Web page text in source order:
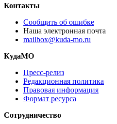
Контакты
Сообщить об ошибке
Наша электронная почта
mailbox@kuda-mo.ru
КудаМО
Пресс-релиз
Редакционная политика
Правовая информация
Формат ресурса
Сотрудничество